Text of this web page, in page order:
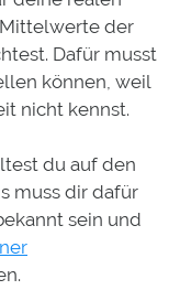
der
Dafür musst
können, weil
nicht kennst.
du auf den
muss dir dafür
sein und